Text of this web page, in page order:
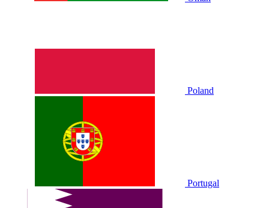
Poland
Portugal